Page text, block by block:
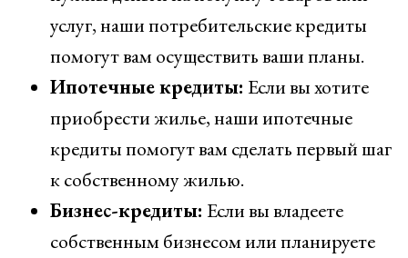
услуг, наши потребительские кредиты
помогут вам осуществить ваши планы.
Ипотечные кредиты: Если вы хотите
приобрести жилье, наши ипотечные
кредиты помогут вам сделать первый шаг
к собственному жилью.
Бизнес-кредиты: Если вы владеете
собственным бизнесом или планируете